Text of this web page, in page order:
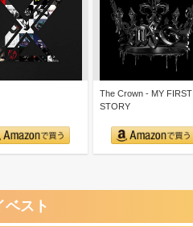
The Crown - MY FIRST
STORY
ベスト